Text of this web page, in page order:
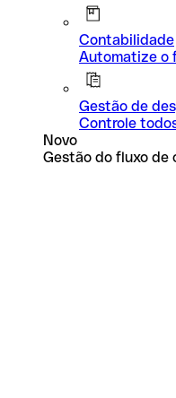
Contabilidade
Automatize o
Gestão de
Controle
Novo
Gestão do fluxo de